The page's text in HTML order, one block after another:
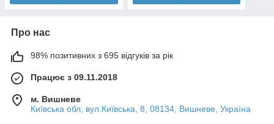
Про нас
98% позитивних з 695 відгуків за рік
Працює з 09.11.2018
м. Вишневе
Київська обл, вул.Київська, 8, 08134, Вишневе, Україна